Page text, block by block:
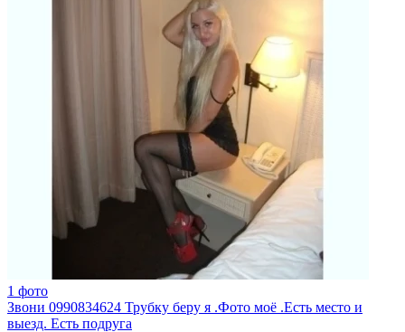
1 фото
Звони 0990834624 Трубку беру я .Фото моё .Есть место и
выезд. Есть подруга